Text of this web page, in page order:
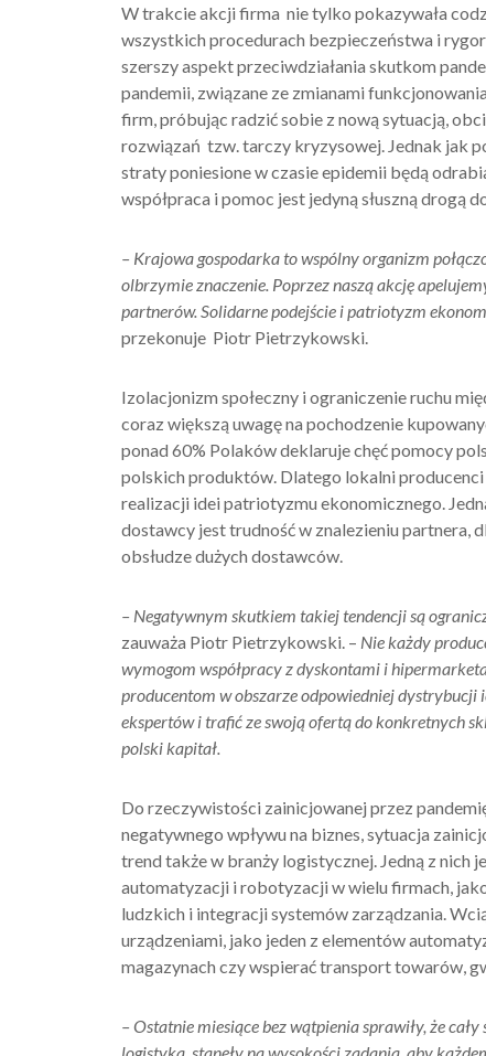
W trakcie akcji firma nie tylko pokazywała
wszystkich procedurach bezpieczeństwa i
szerszy aspekt przeciwdziałania skutkom
pandemii, związane ze zmianami
firm, próbując radzić sobie z nową sytuacją,
rozwiązań tzw. tarczy kryzysowej. Jednak jak
straty poniesione w czasie epidemii będą
współpraca i pomoc jest jedyną słuszną drogą
– Krajowa gospodarka to wspólny organizm
olbrzymie znaczenie. Poprzez naszą akcję
partnerów. Solidarne podejście i patriotyzm
przekonuje Piotr Pietrzykowski.
Izolacjonizm społeczny i ograniczenie ruchu
coraz większą uwagę na pochodzenie
ponad 60% Polaków deklaruje chęć pomocy
polskich produktów. Dlatego lokalni
realizacji idei patriotyzmu ekonomicznego.
dostawcy jest trudność w znalezieniu partnera,
obsłudze dużych dostawców.
– Negatywnym skutkiem takiej tendencji są
zauważa Piotr Pietrzykowski. – Nie każdy
wymogom współpracy z dyskontami i
producentom w obszarze odpowiedniej
ekspertów i trafić ze swoją ofertą do konkretnych
polski kapitał.
Do rzeczywistości zainicjowanej przez
negatywnego wpływu na biznes, sytuacja
trend także w branży logistycznej. Jedną z nich
automatyzacji i robotyzacji w wielu firmach,
ludzkich i integracji systemów zarządzania.
urządzeniami, jako jeden z elementów
magazynach czy wspierać transport towarów,
–Ostatnie miesiące bez wątpienia sprawiły, że